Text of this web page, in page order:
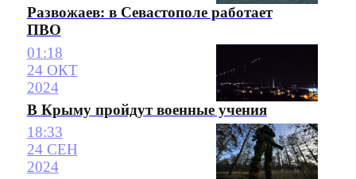
Развожаев: в Севастополе работает
ПВО
01:18
24 ОКТ
2024
В Крыму пройдут военные учения
18:33
24 СЕН
2024